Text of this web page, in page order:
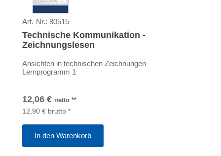
Art.-Nr.: 80515
Technische Kommunikation -
Zeichnungslesen
Ansichten in technischen Zeichnungen
Lernprogramm 1
12,06 € netto **
12,90 € brutto *
In den Warenkorb